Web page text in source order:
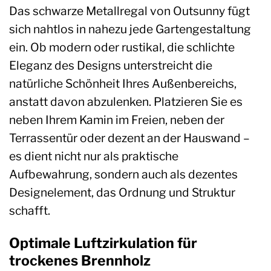
Das schwarze Metallregal von Outsunny fügt
sich nahtlos in nahezu jede Gartengestaltung
ein. Ob modern oder rustikal, die schlichte
Eleganz des Designs unterstreicht die
natürliche Schönheit Ihres Außenbereichs,
anstatt davon abzulenken. Platzieren Sie es
neben Ihrem Kamin im Freien, neben der
Terrassentür oder dezent an der Hauswand –
es dient nicht nur als praktische
Aufbewahrung, sondern auch als dezentes
Designelement, das Ordnung und Struktur
schafft.
Optimale Luftzirkulation für
trockenes Brennholz